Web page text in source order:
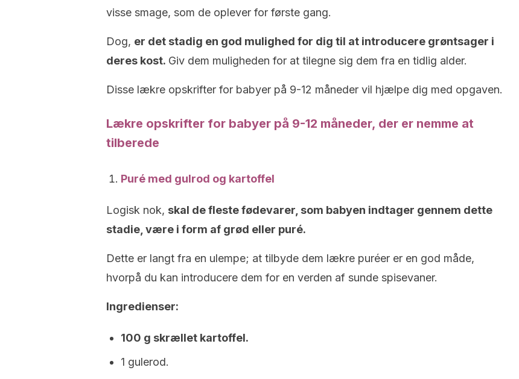
visse smage, som de oplever for første gang.
Dog, er det stadig en god mulighed for dig til at introducere grøntsager i
deres kost. Giv dem muligheden for at tilegne sig dem fra en tidlig alder.
Disse lækre opskrifter for babyer på 9-12 måneder vil hjælpe dig med opgaven.
Lækre opskrifter for babyer på 9-12 måneder, der er nemme at
tilberede
Puré med gulrod og kartoffel
Logisk nok, skal de fleste fødevarer, som babyen indtager gennem dette
stadie, være i form af grød eller puré.
Dette er langt fra en ulempe; at tilbyde dem lækre puréer er en god måde,
hvorpå du kan introducere dem for en verden af sunde spisevaner.
Ingredienser:
100 g skrællet kartoffel.
1 gulerod.